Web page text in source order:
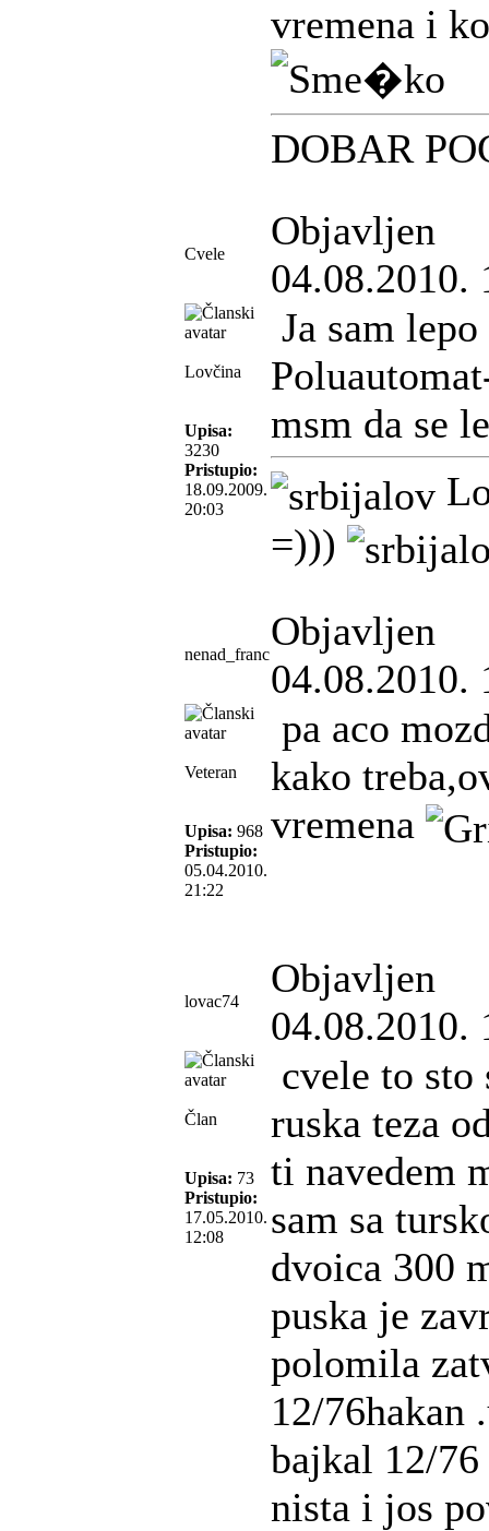
vremena i
DOBAR
Cvele
Objavljen
04.08.2010.
Lovčina
Upisa:
3230
Pristupio:
18.09.2009.
20:03
Ja sam
msm da se
=)))
nenad_franc
Objavljen
04.08.2010.
Veteran
Upisa: 968
Pristupio:
05.04.2010.
21:22
pa aco
kako
vremena
lovac74
Objavljen
04.08.2010.
Član
Upisa: 73
Pristupio:
17.05.2010.
12:08
cvele to
ruska teza
ti navedem
sam sa
dvoica 300
puska je
polomila
12/76hakan
bajkal 12/
nista i jos